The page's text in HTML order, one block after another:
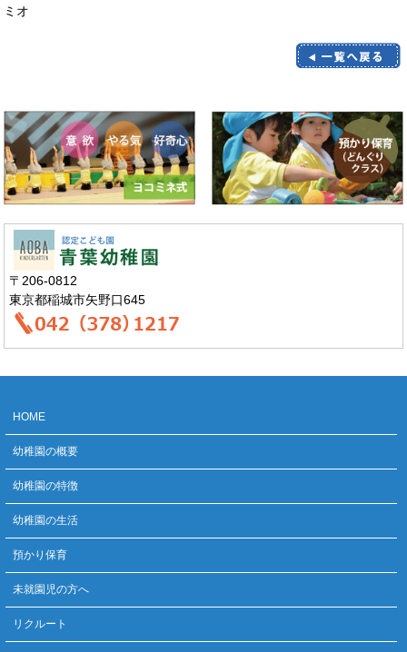
ミオ
〒206-0812
東京都稲城市矢野口645
HOME
幼稚園の概要
幼稚園の特徴
幼稚園の生活
預かり保育
未就園児の方へ
リクルート